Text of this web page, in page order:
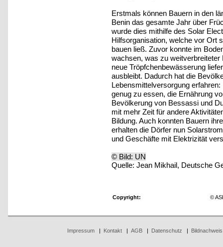
Erstmals können Bauern in den
Benin das gesamte Jahr über
wurde dies mithilfe des Solar
Hilfsorganisation, welche vor Ort
bauen ließ. Zuvor konnte im
wachsen, was zu weitverbreiteter
neue Tröpfchenbewässerung
ausbleibt. Dadurch hat die
Lebensmittelversorgung
genug zu essen, die Ernährung
Bevölkerung von Bessassi und
mit mehr Zeit für andere
Bildung. Auch konnten Bauern
erhalten die Dörfer nun
und Geschäfte mit Elektrizität
© Bild: UN
Quelle: Jean Mikhail, Deutsche
Copyright: ©
Impressum| Kontakt| AGB| Datenschutz | Bildnachweis